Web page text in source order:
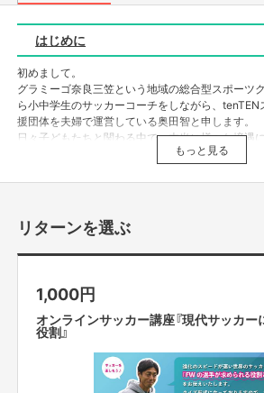
はじめに
初めまして。
グラミーゴ奈良三笠という地域の総合型スポーツ
ら小中学生のサッカーコーチをしながら、
援団体を夫婦で運営している奥田智と申します。
日々子どもたちと関わる中で、本当に様々な境遇
小学生の口から「休みが欲しい・・」という言葉が
こにはあります。
が埋まり、ストレスを溜めに溜めまくっている子ど
私は、そんな子どもたちが本来持っている発想力
られるような環境を創りたいと考えており、《子
そして、サッカーを通して『１人でも
笑顔を届けたい』
今回はそんな想いを共有できる仲間の挑戦を応援
もっと見る
リターンを選ぶ
1,000円
オンラインサッカー講座『現代サッカ
役割』